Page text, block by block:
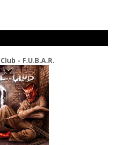
- F.U.B.A.R.